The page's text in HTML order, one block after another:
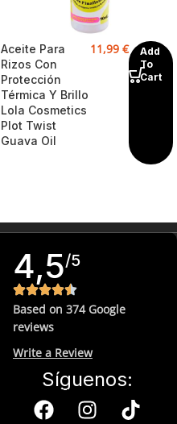
Aceite Para
Rizos Con
Protección
Térmica Y Brillo
Lola Cosmetics
Plot Twist
Guava Oil
11,99 €
Add
To
Cart
4,5/5
Based on 374 Google
reviews
Write a Review
Síguenos: